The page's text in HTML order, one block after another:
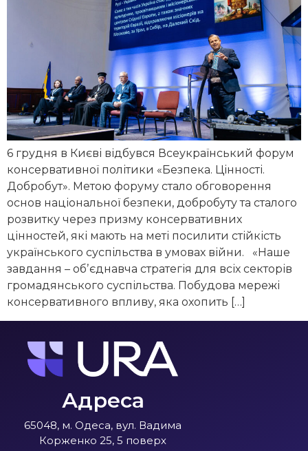
6 грудня в Києві відбувся Всеукраїнський форум
консервативної політики «Безпека. Цінності.
Добробут». Метою форуму стало обговорення
основ національної безпеки, добробуту та сталого
розвитку через призму консервативних
цінностей, які мають на меті посилити стійкість
українського суспільства в умовах війни. «Наше
завдання – обʼєднавча стратегія для всіх секторів
громадянського суспільства. Побудова мережі
консервативного впливу, яка охопить […]
Адреса
65048, м. Одеса, вул. Вадима
Корженко 25, 5 поверх